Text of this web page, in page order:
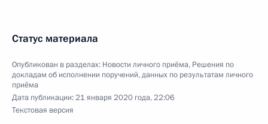
Статус материала
Опубликован в разделах: Новости личного приёма, Решения по
докладам об исполнении поручений, данных по результатам личного
приёма
Дата публикации:21 января 2020 года, 22:06
Текстовая версия